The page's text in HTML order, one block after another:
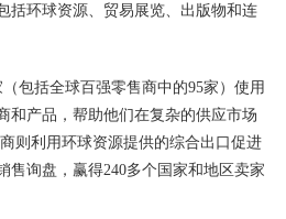
括环球资源、贸易展览、出版物和连
包括全球百强零售商中的95家）使用
和产品，帮助他们在复杂的供应市场
则利用环球资源提供的综合出口促进
售询盘，赢得240多个国家和地区卖家